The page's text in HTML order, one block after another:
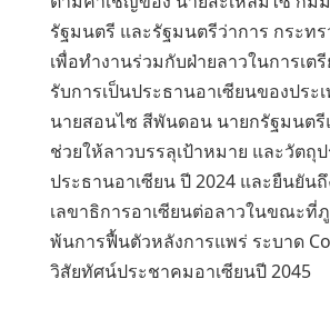
รัฐมนตรี และรัฐมนตรีว่าการ กระทร
เพื่อทํางานร่วมกับฝ่ายลาวในการเ
รับการเป็นประธานอาเซียนของประ
นายสอนไซ สีพันดอน นายกรัฐมนตรี
ช่วยให้ลาวบรรลุเป้าหมาย และวัตถุ
ประธานอาเซียน ปี 2024 และยืนยัน
เลขาธิการอาเซียนต่อลาวในขณะที่
พ้นการฟื้นตัวหลังการแพร่ ระบาด
วิสัยทัศน์ประชาคมอาเซียนปี 2045